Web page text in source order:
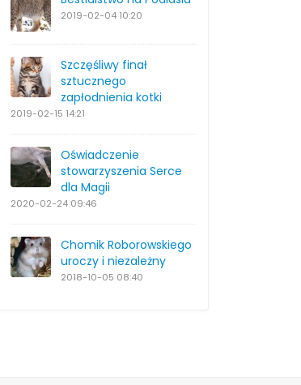
2019-02-04 10:20
Szczęśliwy finał
sztucznego
zapłodnienia kotki
2019-02-15 14:21
Oświadczenie
stowarzyszenia Serce
dla Magii
2020-02-24 09:46
Chomik Roborowskiego
uroczy i niezależny
2018-10-05 08:40